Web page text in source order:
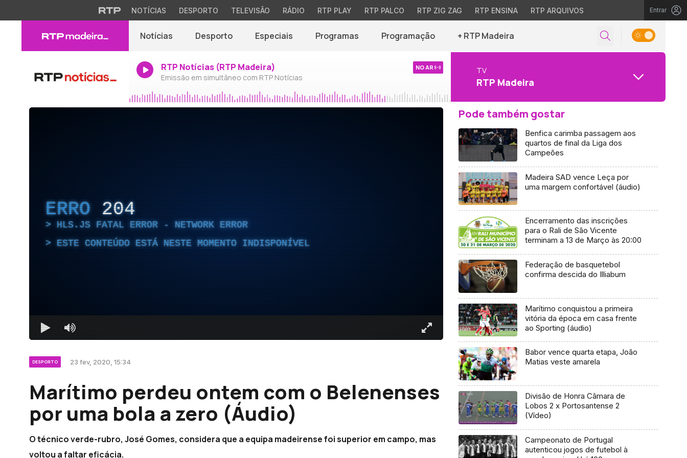
NOTÍCIAS DESPORTO TELEVISÃO RÁDIO RTP PLAY RTP PALCO RTP ZIG ZAG RTP ENSINA RTP ARQUIVOS Entrar
Notícias Desporto Especiais Programas Programação + RTP Madeira
RTP Notícias (RTP Madeira)
Emissão em simultâneo com RTP Notícias
NO AR TV
RTP Madeira
ERRO 204
HLS.JS FATAL ERROR - NETWORK ERROR
ESTE CONTEÚDO ESTÁ NESTE MOMENTO INDISPONÍVEL
DESPORTO 23 fev, 2020, 15:34
Marítimo perdeu ontem com o Belenenses
por uma bola a zero (Áudio)
O técnico verde-rubro, José Gomes, considera que a equipa madeirense foi superior em campo, mas
voltou a faltar eficácia.
Pode também gostar
Benfica carimba passagem aos
quartos de final da Liga dos
Campeões
Madeira SAD vence Leça por
uma margem confortável (áudio)
Encerramento das inscrições
para o Rali de São Vicente
terminam a 13 de Março às 20:00
Federação de basquetebol
confirma descida do Illiabum
Marítimo conquistou a primeira
vitória da época em casa frente
ao Sporting (áudio)
Babor vence quarta etapa, João
Matias veste amarela
Divisão de Honra Câmara de
Lobos 2 x Portosantense 2
(Vídeo)
Campeonato de Portugal
autenticou jogos de futebol à